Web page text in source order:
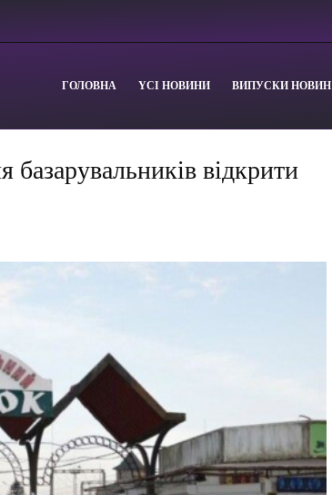
ГОЛОВНА YСІ НОВИНИ ВИПУСКИ НОВИН
базарувальників відкрити